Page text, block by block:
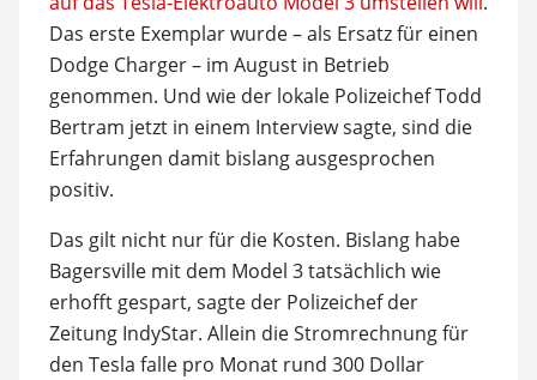
Das erste Exemplar wurde – als Ersatz für einen
Dodge Charger – im August in Betrieb
genommen. Und wie der lokale Polizeichef Todd
Bertram jetzt in einem Interview sagte, sind die
Erfahrungen damit bislang ausgesprochen
positiv.
Das gilt nicht nur für die Kosten. Bislang habe
Bagersville mit dem Model 3 tatsächlich wie
erhofft gespart, sagte der Polizeichef der
Zeitung IndyStar. Allein die Stromrechnung für
den Tesla falle pro Monat rund 300 Dollar